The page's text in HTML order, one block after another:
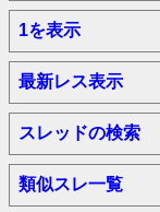
1を表示
最新レス表示
スレッドの検索
類似スレ一覧